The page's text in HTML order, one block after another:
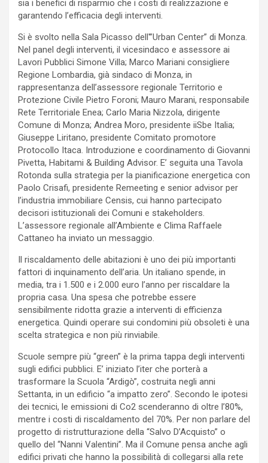
sia i benefici di risparmio che i costi di realizzazione e
garantendo l’efficacia degli interventi.
Si è svolto nella Sala Picasso dell'”Urban Center” di Monza.
Nel panel degli interventi, il vicesindaco e assessore ai
Lavori Pubblici Simone Villa; Marco Mariani consigliere
Regione Lombardia, già sindaco di Monza, in
rappresentanza dell’assessore regionale Territorio e
Protezione Civile Pietro Foroni; Mauro Marani, responsabile
Rete Territoriale Enea; Carlo Maria Nizzola, dirigente
Comune di Monza; Andrea Moro, presidente iiSbe Italia;
Giuseppe Liritano, presidente Comitato promotore
Protocollo Itaca. Introduzione e coordinamento di Giovanni
Pivetta, Habitami & Building Advisor. E’ seguita una Tavola
Rotonda sulla strategia per la pianificazione energetica con
Paolo Crisafi, presidente Remeeting e senior advisor per
l’industria immobiliare Censis, cui hanno partecipato
decisori istituzionali dei Comuni e stakeholders.
L’assessore regionale all’Ambiente e Clima Raffaele
Cattaneo ha inviato un messaggio.
Il riscaldamento delle abitazioni è uno dei più importanti
fattori di inquinamento dell’aria. Un italiano spende, in
media, tra i 1.500 e i 2.000 euro l’anno per riscaldare la
propria casa. Una spesa che potrebbe essere
sensibilmente ridotta grazie a interventi di efficienza
energetica. Quindi operare sui condomini più obsoleti è una
scelta strategica e non più rinviabile.
Scuole sempre più “green” è la prima tappa degli interventi
sugli edifici pubblici. E’ iniziato l’iter che porterà a
trasformare la Scuola “Ardigò”, costruita negli anni
Settanta, in un edificio “a impatto zero”. Secondo le ipotesi
dei tecnici, le emissioni di Co2 scenderanno di oltre l’80%,
mentre i costi di riscaldamento del 70%. Per non parlare del
progetto di ristrutturazione della “Salvo D’Acquisto” o
quello del “Nanni Valentini”. Ma il Comune pensa anche agli
edifici privati che hanno la possibilità di collegarsi alla rete